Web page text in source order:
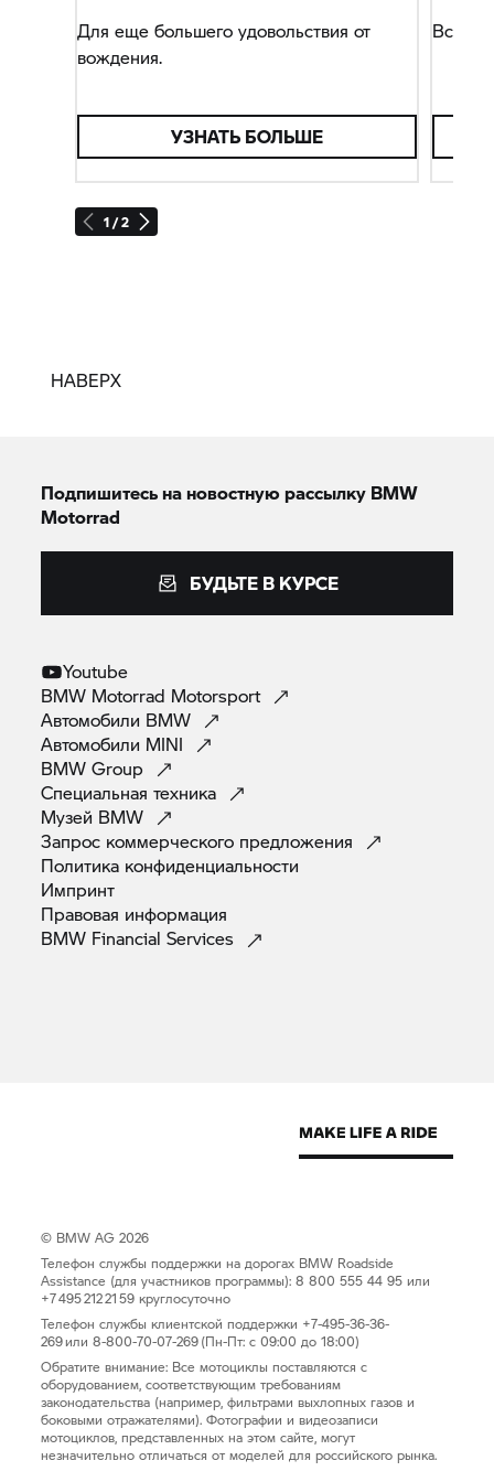
1 / 2
Для еще большего удовольствия от
вождения.
УЗНАТЬ БОЛЬШЕ
Все,
НАВЕРХ
Подпишитесь на новостную рассылку BMW
Motorrad
БУДЬТЕ В КУРСЕ
Youtube
BMW Motorrad Motorsport
Автомобили BMW
Автомобили MINI
BMWGroup
Специальнаятехника
Музей BMW
Запрос коммерческого предложения
Политика конфиденциальности
Импринт
Правовая информация
BMW FinancialServices
© BMW AG 2026
Телефон службы поддержки на дорогах BMW Roadside
Assistance (для участников программы): 8 800 555 44 95 или
+7 495 212 21 59 круглосуточно
Телефон службы клиентской поддержки +7-495-36-36-
269 или 8-800-70-07-269 (Пн-Пт: с 09:00 до 18:00)
Обратите внимание: Все мотоциклы поставляются с
оборудованием, соответствующим требованиям
законодательства (например, фильтрами выхлопных газов и
боковыми отражателями). Фотографии и видеозаписи
мотоциклов, представленных на этом сайте, могут
незначительно отличаться от моделей для российского рынка.